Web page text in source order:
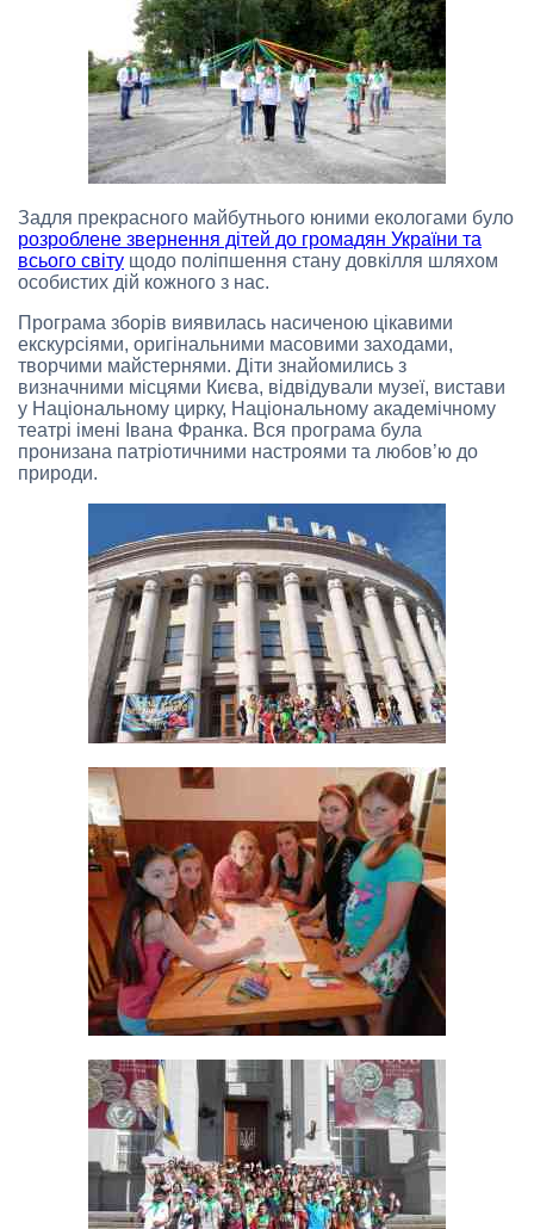
Задля прекрасного майбутнього юними екологами було
розроблене звернення дітей до громадян України та
всього світу щодо поліпшення стану довкілля шляхом
особистих дій кожного з нас.
Програма зборів виявилась насиченою цікавими
екскурсіями, оригінальними масовими заходами,
творчими майстернями. Діти знайомились з
визначними місцями Києва, відвідували музеї, вистави
у Національному цирку, Національному академічному
театрі імені Івана Франка. Вся програма була
пронизана патріотичними настроями та любов’ю до
природи.